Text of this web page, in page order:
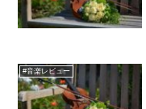
#音楽レビュー